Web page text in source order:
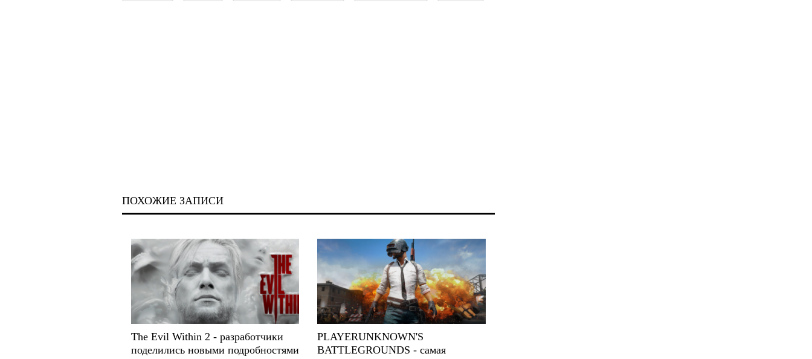
ПОХОЖИЕ ЗАПИСИ
The Evil Within 2 - разработчики
поделились новыми подробностями
PLAYERUNKNOWN'S
BATTLEGROUNDS - самая